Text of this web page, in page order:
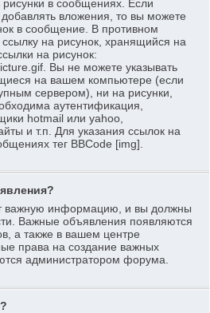
в сообщениях. Если
вложения, то вы можете
в сообщение. В противном
на рисунок, хранящийся на
на рисунок:
Вы не можете указывать
на вашем компьютере (если
сервером), ни на рисунки,
аутентификация,
hotmail или yahoo,
и т.п. Для указания ссылок на
тег BBCode [img].
важную информацию, и вы должны
Важные объявления появляются
а также в вашем центре
права на создание важных
администратором форума.